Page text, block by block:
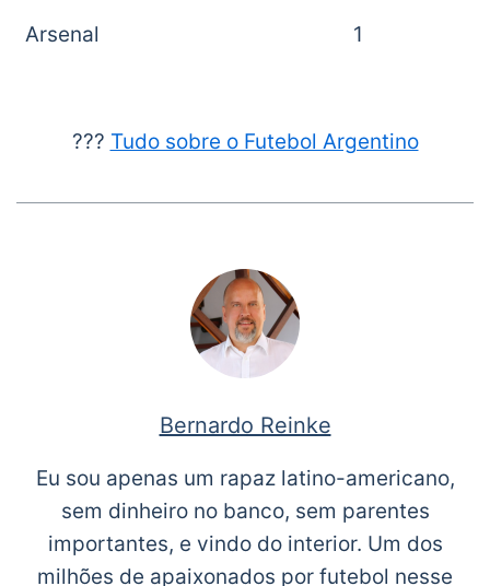
Arsenal
1
??? Tudo sobre o Futebol Argentino
Bernardo Reinke
Eu sou apenas um rapaz latino-americano,
sem dinheiro no banco, sem parentes
importantes, e vindo do interior. Um dos
milhões de apaixonados por futebol nesse